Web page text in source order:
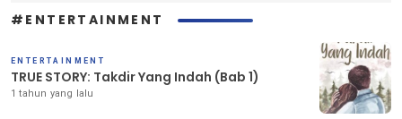
#ENTERTAINMENT
ENTERTAINMENT
TRUE STORY: Takdir Yang Indah (Bab 1)
1 tahun yang lalu